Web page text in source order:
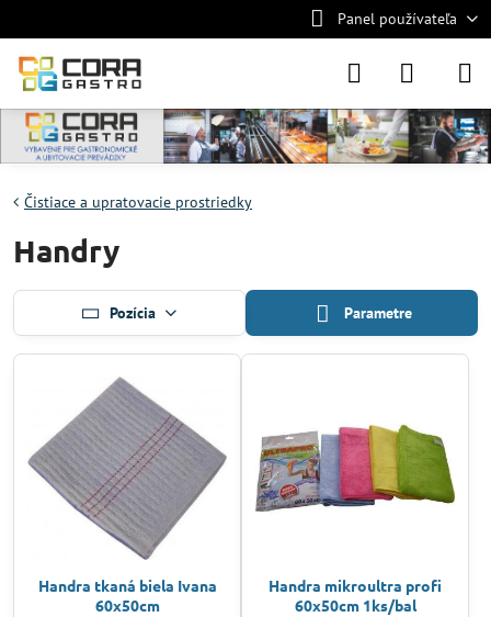
Panel používateľa
Čistiace a upratovacie prostriedky
Handry
Pozícia Parametre
Handra tkaná biela Ivana
60x50cm
Handra mikroultra profi
60x50cm 1ks/bal